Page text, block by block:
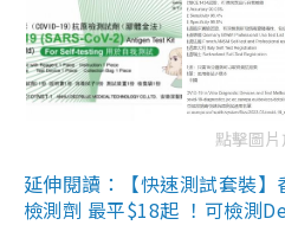
點擊圖
延伸閱讀：【快速測試套裝
檢測劑 最平$18起 ！可檢測